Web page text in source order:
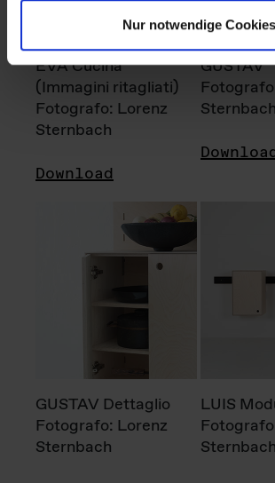
Nur notwendige Cookies
EVA Cucina
(Immagini ritagliati)
Fotografo: Lorenz
Sternbach
Download
GUSTAV
Sternbach
GUSTAV Dettaglio
Fotografo: Lorenz
Sternbach
LUIS
Sternbach